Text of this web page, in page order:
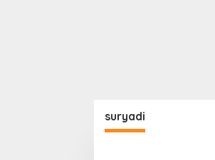
suryadi